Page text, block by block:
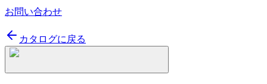
お問い合わせ
カタログに戻る